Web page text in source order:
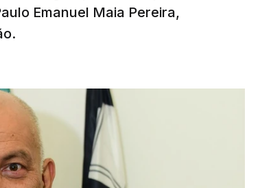
Emanuel Maia Pereira,